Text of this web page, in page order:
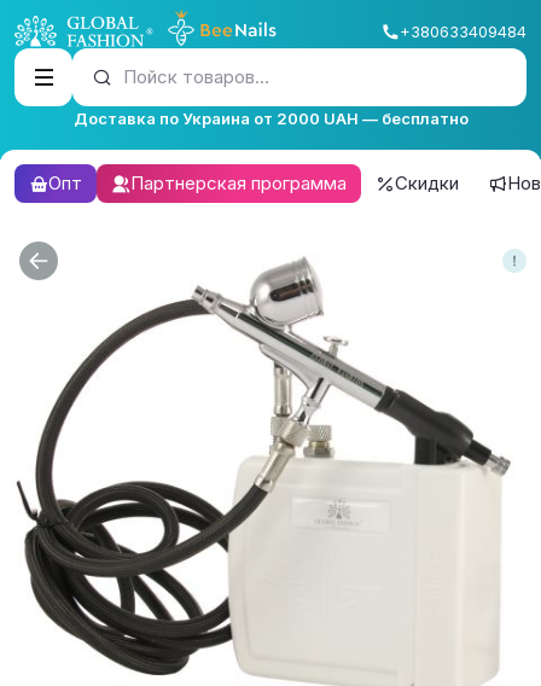
+380633409484
Пойск товаров...
Доставка по Украина от 2000 UAH — бесплатно
Опт Партнерская программа Скидки